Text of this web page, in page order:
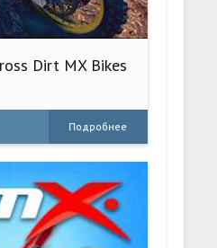
Dirt MX Bikes
Подробнее